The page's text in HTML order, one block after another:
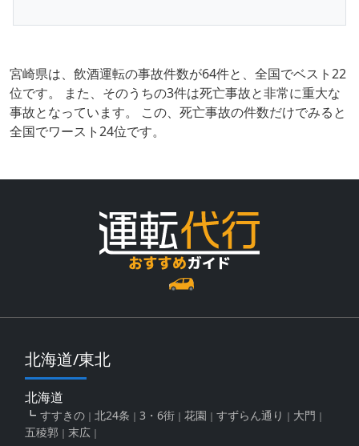
宮崎県は、飲酒運転の事故件数が64件と、全国でベスト22
位です。 また、そのうちの3件は死亡事故と非常に重大な
事故となっています。 この、死亡事故の件数だけでみると
全国でワースト24位です。
北海道/東北
北海道
すすきの 北24条 3・6街 花園 すずらん通り
大門
五稜郭
末広